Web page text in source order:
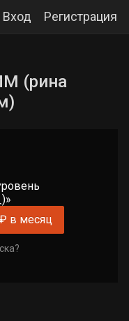
Вход Регистрация
(рина
в месяц